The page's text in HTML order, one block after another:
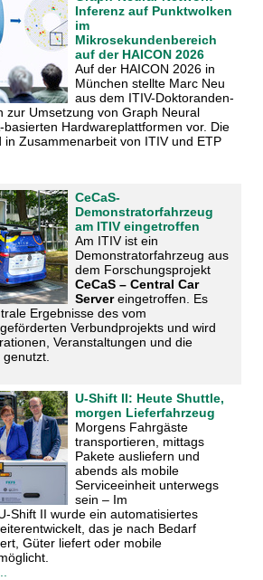
Inferenz auf Punktwolken
im
Mikrosekundenbereich
auf der HAICON 2026
Auf der HAICON 2026 in
München stellte Marc Neu
aus dem ITIV-Doktoranden-
zur Umsetzung von Graph Neural
basierten Hardwareplattformen vor. Die
in Zusammenarbeit von ITIV und ETP
CeCaS-
Demonstratorfahrzeug
am ITIV eingetroffen
Am ITIV ist ein
Demonstratorfahrzeug aus
dem Forschungsprojekt
CeCaS – Central Car
Servereingetroffen. Es
Ergebnisse des vom
Verbundprojekts und wird
Veranstaltungen und die
U-Shift II: Heute Shuttle,
morgen Lieferfahrzeug
Morgens Fahrgäste
transportieren, mittags
Pakete ausliefern und
abends als mobile
Serviceeinheit unterwegs
sein – Im
Shift II wurde ein automatisiertes
das je nach Bedarf
Güter liefert oder mobile